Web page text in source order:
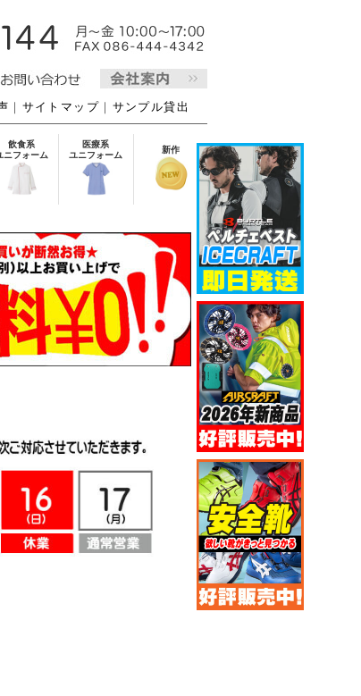
｜ サイトマップ ｜ サンプル貸出
飲食系
ニフォーム
医療系
ユニフォーム
新作